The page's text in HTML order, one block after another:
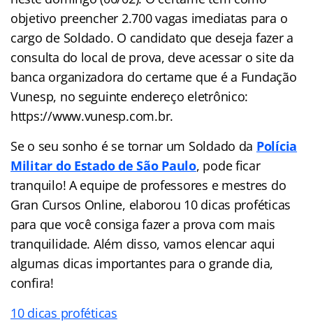
objetivo preencher 2.700 vagas imediatas para o
cargo de Soldado. O candidato que deseja fazer a
consulta do local de prova, deve acessar o site da
banca organizadora do certame que é a Fundação
Vunesp, no seguinte endereço eletrônico:
https://www.vunesp.com.br.
Se o seu sonho é se tornar um Soldado da Polícia
Militar do Estado de São Paulo, pode ficar
tranquilo! A equipe de professores e mestres do
Gran Cursos Online, elaborou 10 dicas proféticas
para que você consiga fazer a prova com mais
tranquilidade. Além disso, vamos elencar aqui
algumas dicas importantes para o grande dia,
confira!
10 dicas proféticas